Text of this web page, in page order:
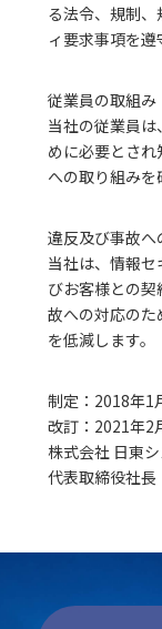
る法令、規制
ィ要求事項を遵
従業員の取組み
当社の従業員
めに必要とさ
への取り組みを
違反及び事故へ
当社は、情報
びお客様との
故への対応の
を低減します。
制定：2018年1
改訂：2021年2
株式会社 日東
代表取締役社